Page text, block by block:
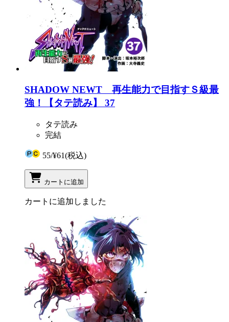
SHADOW NEWT 再生能力で目指すＳ級最
強！【タテ読み】 37
タテ読み
完結
55/¥61(税込)
カートに追加
カートに追加しました